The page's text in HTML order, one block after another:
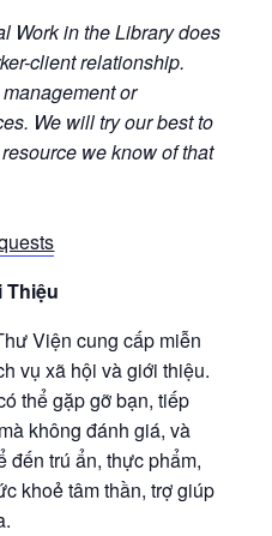
Work in the Library does
client relationship.
or
We will try our best to
we know of that
Thiệu
Viện cung cấp miễn
vụ xã hội và giới thiệu.
thể gặp gỡ bạn, tiếp
không đánh giá, và
đến trú ẩn, thực phẩm,
khoẻ tâm thần, trợ giúp